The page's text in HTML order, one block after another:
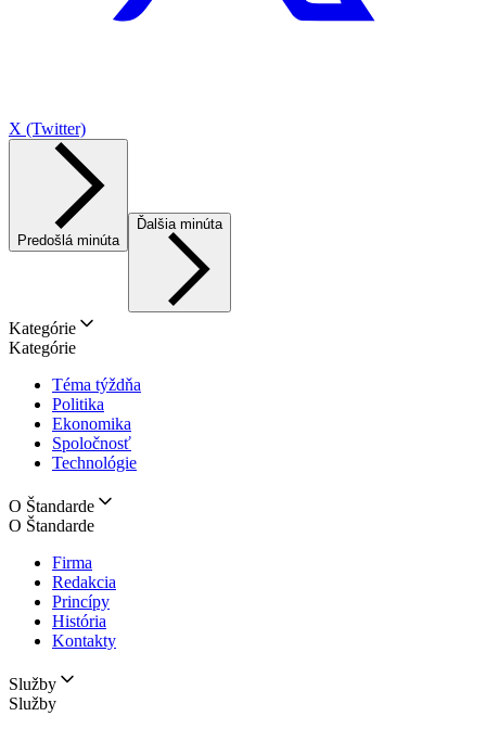
X (Twitter)
Predošlá minúta
Ďalšia minúta
Kategórie
Kategórie
Téma týždňa
Politika
Ekonomika
Spoločnosť
Technológie
O Štandarde
O Štandarde
Firma
Redakcia
Princípy
História
Kontakty
Služby
Služby